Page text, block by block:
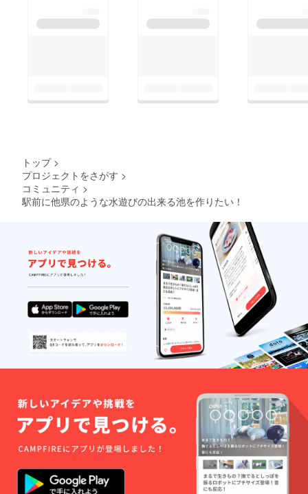
トップ >
プロジェクトをさがす >
コミュニティ >
駅前に他県のような水遊びの出来る池を作りたい！